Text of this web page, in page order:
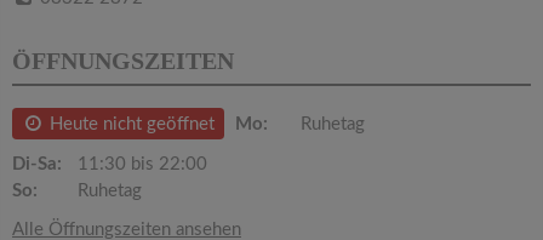
ÖFFNUNGSZEITEN
Heute nicht geöffnet Mo: Ruhetag
Di-Sa:
11:30 bis 22:00
So:
Ruhetag
Alle Öffnungszeiten ansehen
a
t